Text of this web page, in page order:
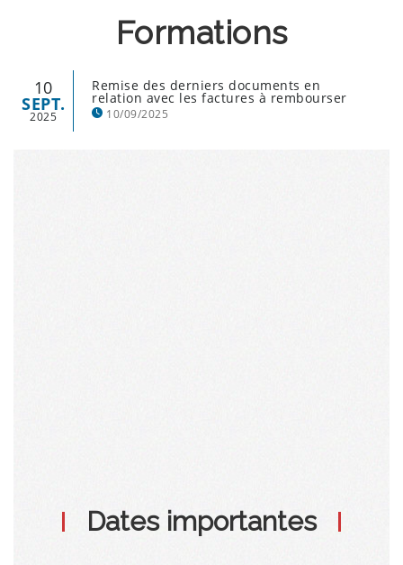
Formations
10
SEPT.
2025
Remise des derniers documents en
relation avec les factures à rembourser
10/09/2025
Dates importantes